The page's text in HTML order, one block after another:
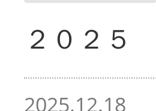
２０２５
2025.12.18